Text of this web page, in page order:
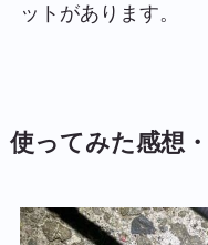
ットがあります。
使ってみた感想